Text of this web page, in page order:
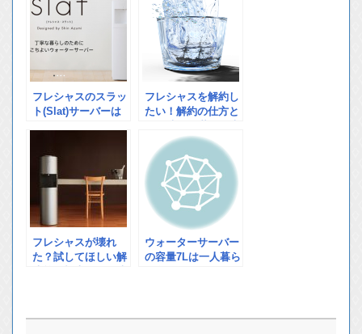
フレシャスのスラッ
ト(Slat)サーバーは
によるメリットにつ
フレシャスを解約し
たい！解約の仕方と
する方法とは？
フレシャスが壊れ
た？試してほしい解
ウォーターサーバー
の容量7Lは一人暮ら